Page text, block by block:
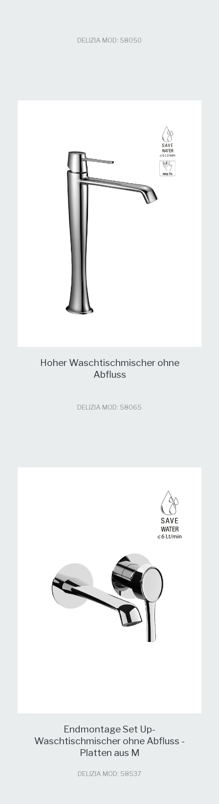
DELIZIA MOD: 58050
Hoher Waschtischmischer ohne
Abfluss
DELIZIA MOD: 58065
Endmontage Set Up-
Waschtischmischer ohne Abfluss -
Platten aus M
DELIZIA MOD: 58537